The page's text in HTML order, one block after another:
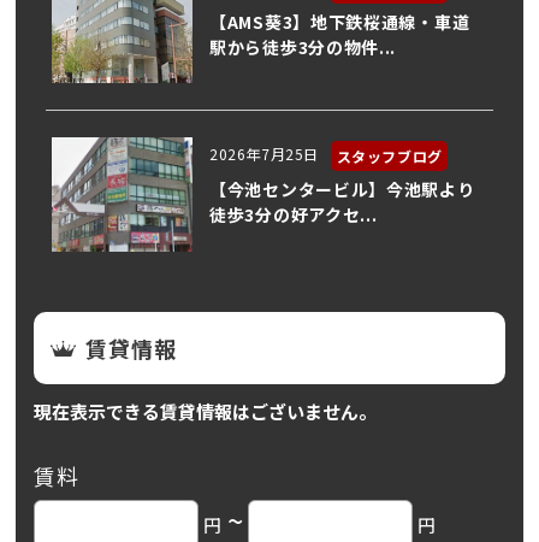
【AMS葵3】地下鉄桜通線・車道
駅から徒歩3分の物件...
2026年7月25日 スタッフブログ
【今池センタービル】今池駅より
徒歩3分の好アクセ...
賃貸情報
現在表示できる賃貸情報はございません。
賃料
円 ~ 円